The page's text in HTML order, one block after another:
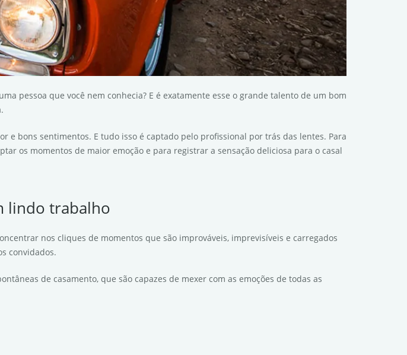
pessoa que você nem conhecia? E é exatamente esse o grande talento de um bom
bons sentimentos. E tudo isso é captado pelo profissional por trás das lentes. Para
os momentos de maior emoção e para registrar a sensação deliciosa para o casal
lindo trabalho
nos cliques de momentos que são improváveis, imprevisíveis e carregados
convidados.
de casamento, que são capazes de mexer com as emoções de todas as